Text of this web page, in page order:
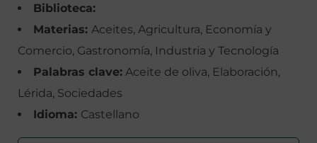
Biblioteca:
Materias: Aceites, Agricultura, Economía y
Comercio, Gastronomía, Industria y Tecnología
Palabras clave: Aceite de oliva, Elaboración,
Lérida, Sociedades
Idioma: Castellano